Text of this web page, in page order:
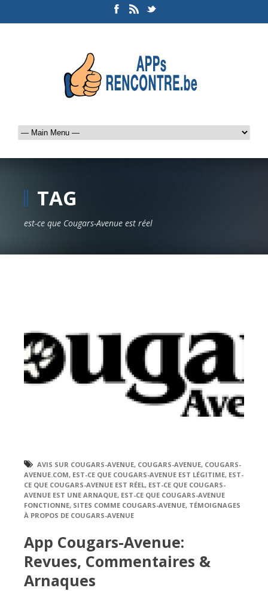
TAG
est-ce que Cougars-Avenue est réel
AVIS SUR COUGARS-AVENUE, COUGARS-AVENUE, COUGARS-
AVENUE.COM, EST-CE QUE COUGARS-AVENUE EST LÉGITIME, EST-
CE QUE COUGARS-AVENUE EST RÉEL, EST-CE QUE COUGARS-
AVENUE EST UNE ARNAQUE, EST-CE QUE COUGARS-AVENUE
FONCTIONNE, SITES COMME COUGARS-AVENUE, TÉMOIGNAGES
À PROPOS DE COUGARS-AVENUE
App Cougars-Avenue:
Revues, Commentaires &
Arnaques